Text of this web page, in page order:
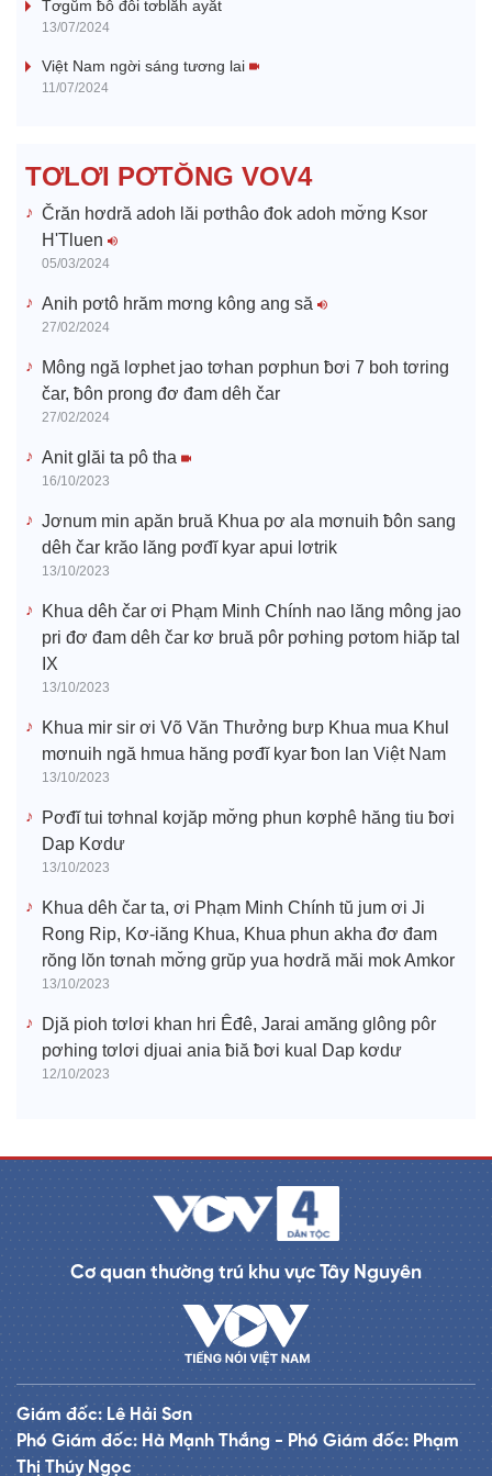
e
Tơgŭm ƀô đô̆i tơblăh ayăt
13/07/2024
Việt Nam ngời sáng tương lai
11/07/2024
TƠLƠI PƠTŎNG VOV4
Črăn hơdră adoh lăi pơthâo đok adoh mơ̆ng Ksor
H'Tluen
05/03/2024
Anih pơtô hrăm mơng kông ang să
27/02/2024
Mông ngă lơphet jao tơhan pơphun ƀơi 7 boh tơring
čar, ƀôn prong đơ đam dêh čar
27/02/2024
Anit glăi ta pô tha
16/10/2023
Jơnum min apăn bruă Khua pơ ala mơnuih ƀôn sang
dêh čar krăo lăng pơđĭ kyar apui lơtrik
13/10/2023
Khua dêh čar ơi Phạm Minh Chính nao lăng mông jao
pri đơ đam dêh čar kơ bruă pôr pơhing pơtom hiăp tal
IX
13/10/2023
Khua mir sir ơi Võ Văn Thưởng bưp Khua mua Khul
mơnuih ngă hmua hăng pơđĭ kyar ƀon lan Việt Nam
13/10/2023
Pơđĭ tui tơhnal kơjăp mơ̆ng phun kơphê hăng tiu ƀơi
Dap Kơdư
13/10/2023
Khua dêh čar ta, ơi Phạm Minh Chính tŭ jum ơi Ji
Rong Rip, Kơ-iăng Khua, Khua phun akha đơ đam
rŏng lŏn tơnah mơ̆ng grŭp yua hơdră măi mok Amkor
13/10/2023
Djă pioh tơlơi khan hri Êđê, Jarai amăng glông pôr
pơhing tơlơi djuai ania ƀiă ƀơi kual Dap kơdư
12/10/2023
Cơ quan thường trú khu vực Tây Nguyên
Giám đốc: Lê Hải Sơn
Phó Giám đốc: Hà Mạnh Thắng - Phó Giám đốc: Phạm
Thị Thúy Ngọc